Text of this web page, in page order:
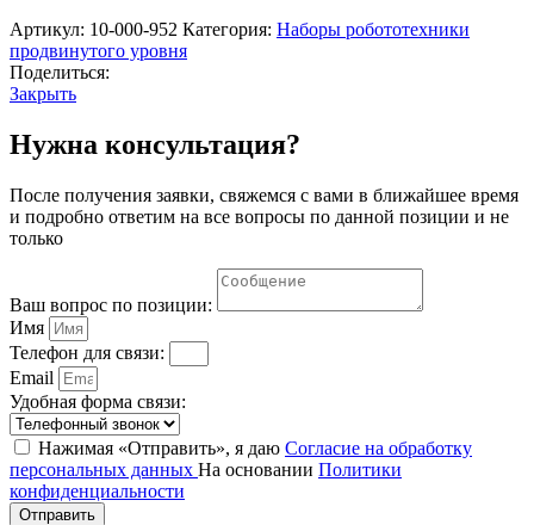
Артикул: 10-000-952 Категория: Наборы робототехники
продвинутого уровня
Поделиться:
Закрыть
Нужна консультация?
После получения заявки, свяжемся с вами в ближайшее время
и подробно ответим на все вопросы по данной позиции и не
только
Ваш вопрос по позиции:
Имя
Телефон для связи:
Email
Удобная форма связи:
Нажимая «Отправить», я даю Согласие на обработку
персональных данных На основании Политики
конфиденциальности
Отправить